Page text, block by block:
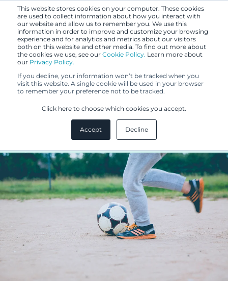
This website stores cookies on your computer. These cookies
are used to collect information about how you interact with
our website and allow us to remember you. We use this
information in order to improve and customize your browsing
experience and for analytics and metrics about our visitors
both on this website and other media. To find out more about
the cookies we use, see our Cookie Policy. Learn more about
our Privacy Policy.
If you decline, your information won’t be tracked when you
visit this website. A single cookie will be used in your browser
to remember your preference not to be tracked.
Click here to choose which cookies you accept.
Accept Decline
1.2.2021
Poikkeusoloista potkua
patentointiin